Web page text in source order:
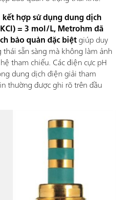
hợp sử dụng dung dịch
= 3 mol/L, Metrohm đã
bảo quản đặc biệtgiúp duy
sẵn sàng mà không làm ảnh
tham chiếu. Các điện cực pH
dung dịch điện giải tham
thường được ghi rõ trên đầu